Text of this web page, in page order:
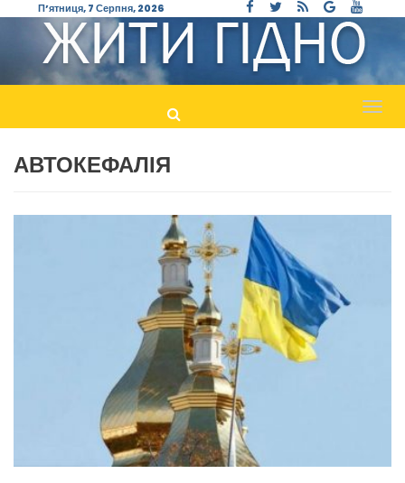
П’ятниця, 7 Серпня, 2026
АВТОКЕФАЛІЯ